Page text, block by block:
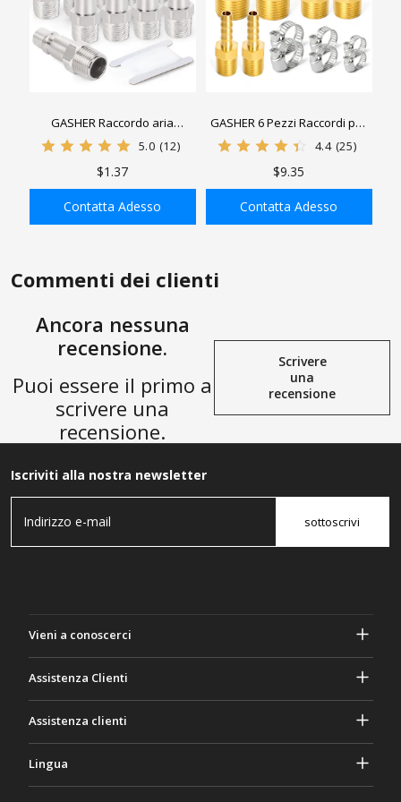
AGGIUNGI ALLA
GASHER Raccordo aria
industriale 1 pezzo con 1/4
connessione rapida con
flusso di base
5.0 (12)
$1.37
Contatta Adesso
AGGIUNGI ALLA
GASHER 6 Pezzi Raccordi per
Tubi Aria, Raccordi
MNPT ， 3/8" Barb x 3/8"
MNPT ， 1/2" Barb x 1/2"
MNPT Adattatore con 6 PCS
Tubo MORSETTO
4.4 (25)
$9.35
Contatta Adesso
Commenti dei clienti
Ancora nessuna
recensione.
Puoi essere il primo a
scrivere una
recensione.
Scrivere
una
recensione
Iscriviti alla nostra newsletter
sottoscrivi
Vieni a conoscerci
Termini e Condizioni
Assistenza Clienti
Contattaci
Assistenza clienti
Lingua